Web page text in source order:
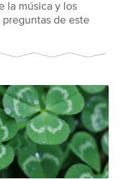
la música y los
preguntas de este